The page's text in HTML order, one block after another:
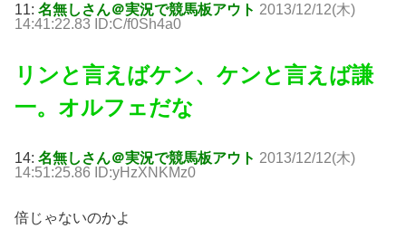
11: 名無しさん＠実況で競馬板アウト 2013/12/12(木)
14:41:22.83 ID:C/f0Sh4a0
リンと言えばケン、ケンと言えば謙
一。オルフェだな
14: 名無しさん＠実況で競馬板アウト 2013/12/12(木)
14:51:25.86 ID:yHzXNKMz0
倍じゃないのかよ